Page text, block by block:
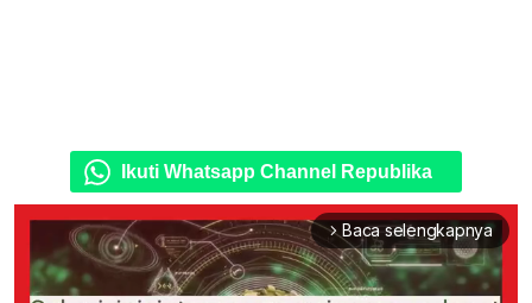
Ikuti Whatsapp Channel Republika
arrow_forward_ios Baca selengkapnya